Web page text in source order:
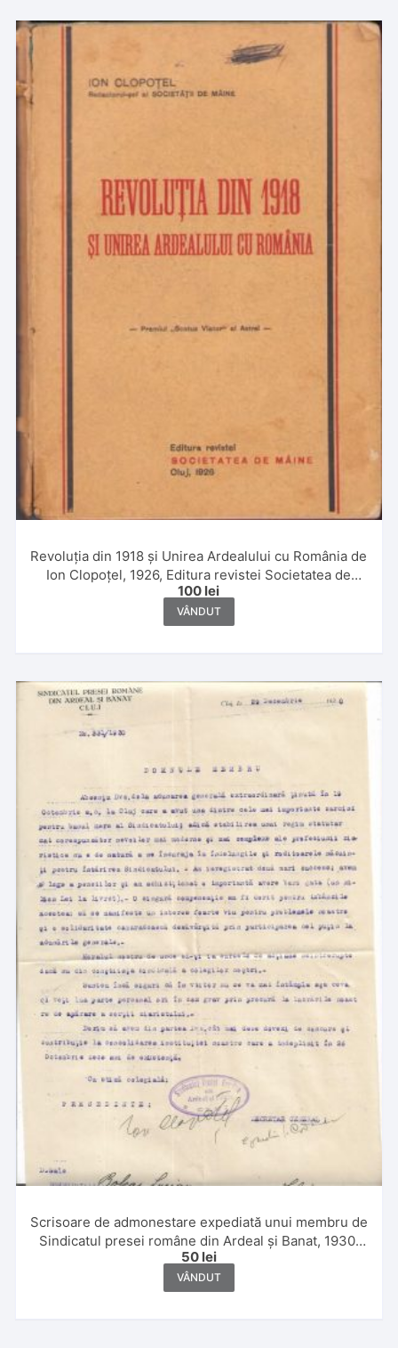
Revoluția din 1918 și Unirea Ardealului cu România de
Ion Clopoțel, 1926, Editura revistei Societatea de
Mâine, Cluj
100 lei
VÂNDUT
Scrisoare de admonestare expediată unui membru de
Sindicatul presei române din Ardeal și Banat, 1930,
semnată manu propria de Ion Clopoțel
50 lei
VÂNDUT